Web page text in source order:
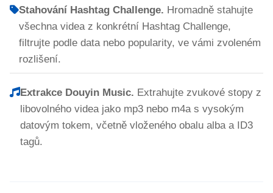
Stahování Hashtag Challenge. Hromadně stahujte
všechna videa z konkrétní Hashtag Challenge,
filtrujte podle data nebo popularity, ve vámi zvoleném
rozlišení.
Extrakce Douyin Music. Extrahujte zvukové stopy z
libovolného videa jako mp3 nebo m4a s vysokým
datovým tokem, včetně vloženého obalu alba a ID3
tagů.